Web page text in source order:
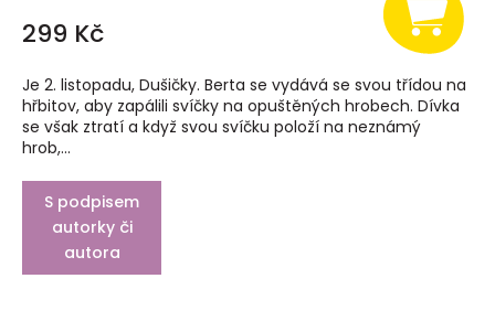
299 Kč
Je 2. listopadu, Dušičky. Berta se vydává se svou třídou na
hřbitov, aby zapálili svíčky na opuštěných hrobech. Dívka
se však ztratí a když svou svíčku položí na neznámý
hrob,...
S podpisem
autorky či
autora